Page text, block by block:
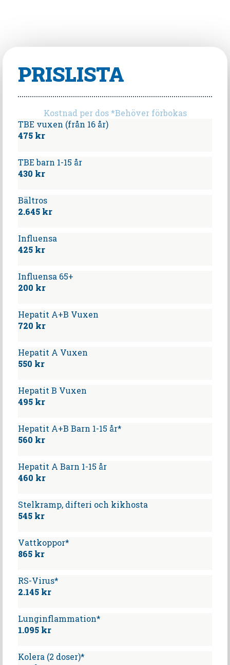
PRISLISTA
Kostnad per dos *Behöver förbokas
TBE vuxen (från 16 år)
475 kr
TBE barn 1-15 år
430 kr
Bältros
2.645 kr
Influensa
425 kr
Influensa 65+
200 kr
Hepatit A+B Vuxen
720 kr
Hepatit A Vuxen
550 kr
Hepatit B Vuxen
495 kr
Hepatit A+B Barn 1-15 år*
560 kr
Hepatit A Barn 1-15 år
460 kr
Stelkramp, difteri och kikhosta
545 kr
Vattkoppor*
865 kr
RS-Virus*
2.145 kr
Lunginflammation*
1.095 kr
Kolera (2 doser)*